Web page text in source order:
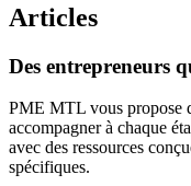
Articles
Des entrepreneurs
PME MTL vous propose
accompagner à chaque
avec des ressources
spécifiques.